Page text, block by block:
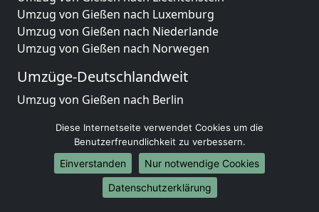
Umzug von Gießen nach Luxemburg
Umzug von Gießen nach Niederlande
Umzug von Gießen nach Norwegen
Umzüge-Deutschlandweit
Umzug von Gießen nach Berlin
Umzug von Gießen nach München
Umzug von Gießen nach Köln
Umzug von Gießen nach Frankfurt am Main
Umzug von Gießen nach Stuttgart
Umzug von Gießen nach Düsseldorf
Diese Internetseite verwendet Cookies um die
Benutzerfreundlichkeit zu verbessern.
Einverstanden
Nur notwendige Cookies
Datenschutzerklärung